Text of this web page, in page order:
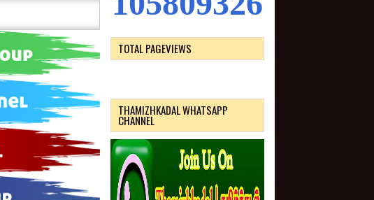
TOTAL PAGEVIEWS
THAMIZHKADAL WHATSAPP
CHANNEL